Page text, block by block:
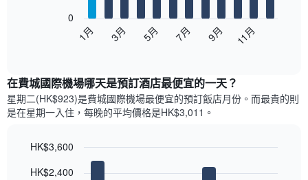
顯
示
每
個
的
間
1月 3月 5月 7月 9月 11月
0
在費城國際機場哪天是預訂酒店最便宜的一天？
星期二(HK$923)是費城國際機場​最便宜的預訂飯店月份。而最貴的則
是在星期一​入住，每晚的平均價格是HK$3,011​​。
chart
graphic.
HK$2,400
HK$3,600